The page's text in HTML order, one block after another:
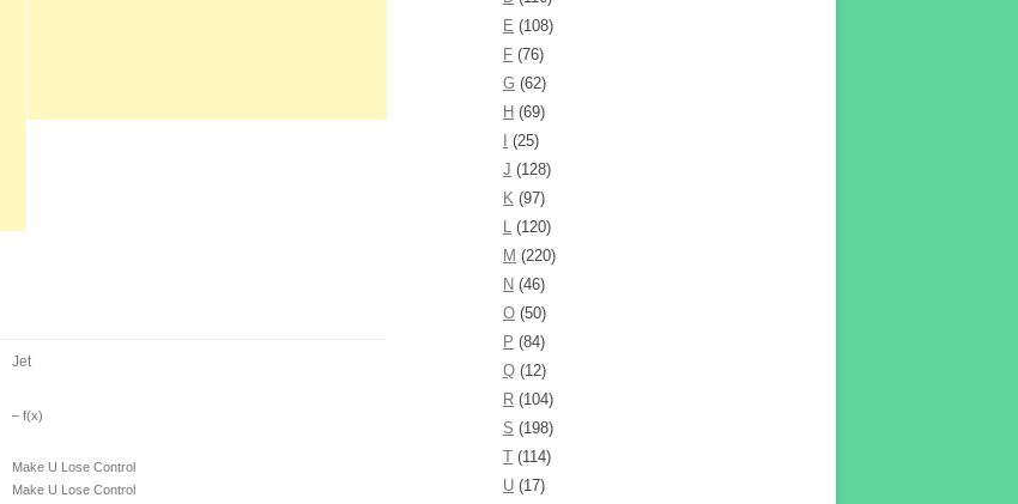
Jet
– ​f(x)
Make U Lose Control
Make U Lose Control
E (108)
F (76)
G (62)
H (69)
(25)
J (128)
K (97)
L (120)
M (220)
N (46)
O (50)
P (84)
Q (12)
R (104)
S (198)
T (114)
U (17)